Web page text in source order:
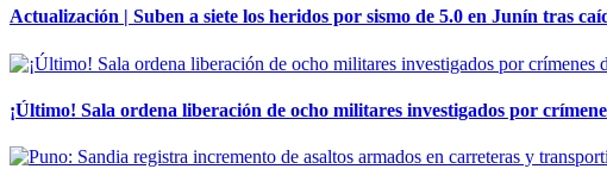
Actualización | Suben a siete los heridos por sismo de 5.0 en Junín tras
¡Último! Sala ordena liberación de ocho militares investigados por